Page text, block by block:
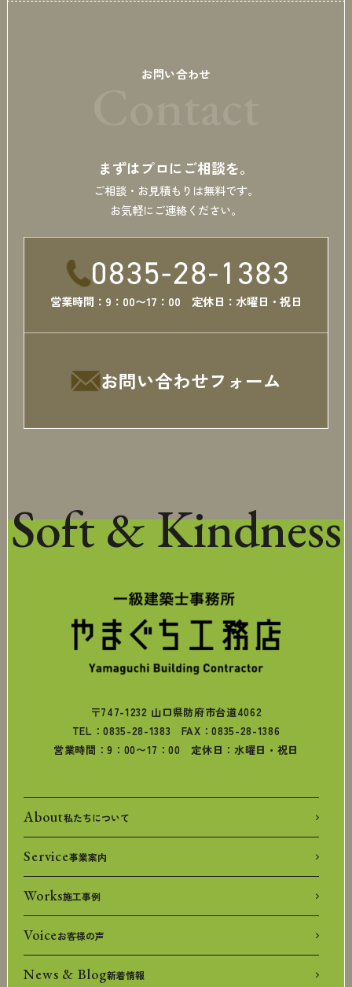
お問い合わせ
まずはプロにご相談を。
ご相談・お見積もりは無料です。
お気軽にご連絡ください。
営業時間：9：00〜17：00 定休日：水曜日・祝日
お問い合わせフォーム
Soft & Kindness
〒747-1232 山口県防府市台道4062
TEL：0835-28-1383 FAX：0835-28-1386
営業時間：9：00〜17：00 定休日：水曜日・祝日
About私たちについて
Service事業案内
Works施工事例
Voiceお客様の声
News & Blog新着情報